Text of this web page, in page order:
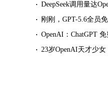
DeepSeek调用量达
刚刚，GPT-5.6全员
23岁OpenAI天才少女